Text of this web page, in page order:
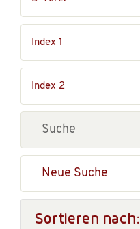
Neue Suche
Sortieren nach: